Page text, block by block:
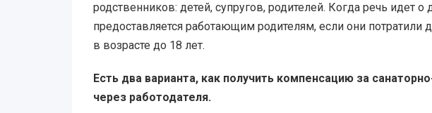
родственников: детей, супругов, родителей. Когда речь идет
предоставляется работающим родителям, если они
в возрасте до 18 лет.
Есть два варианта, как получить компенсацию за
через работодателя.